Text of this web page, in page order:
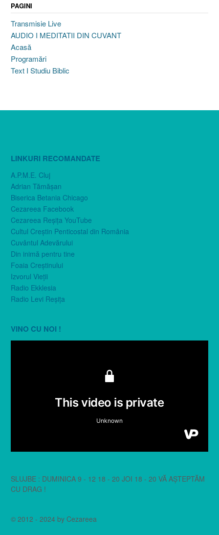
PAGINI
Transmisie Live
AUDIO I MEDITATII DIN CUVANT
Acasă
Programări
Text I Studiu Biblic
LINKURI RECOMANDATE
A.P.M.E. Cluj
Adrian Tămăşan
Biserica Betania Chicago
Cezareea Facebook
Cezareea Reşiţa YouTube
Cultul Creştin Penticostal din România
Cuvântul Adevărului
Din inimă pentru tine
Foaia Creştinului
Izvorul Vieţii
Radio Ekklesia
Radio Levi Reşiţa
VINO CU NOI !
SLUJBE : DUMINICA 9 - 12 18 - 20 JOI 18 - 20 VĂ AȘTEPTĂM
CU DRAG !
© 2012 - 2024 by Cezareea